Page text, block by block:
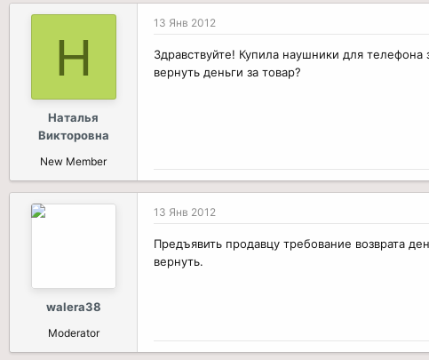
Н
Наталья
Викторовна
New Member
13 Янв 2012
Здравствуйте! Купила наушники для
вернуть деньги за товар?
walera38
Moderator
13 Янв 2012
Предъявить продавцу требование возврата
вернуть.